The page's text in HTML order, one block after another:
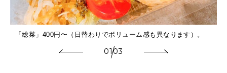
「総菜」400円〜（日替わりでボリューム感も異なります）。
0103